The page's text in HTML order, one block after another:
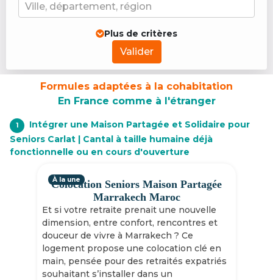
Ville, département, région
Plus de critères
Valider
Formules adaptées à la cohabitation
En France comme à l'étranger
1
Intégrer une Maison Partagée et Solidaire pour
Seniors Carlat | Cantal à taille humaine déjà
fonctionnelle ou en cours d'ouverture
Colocation Seniors Maison Partagée
Marrakech Maroc
Et si votre retraite prenait une nouvelle
dimension, entre confort, rencontres et
douceur de vivre à Marrakech ? Ce
logement propose une colocation clé en
main, pensée pour des retraités expatriés
souhaitant s’installer dans un
À la une